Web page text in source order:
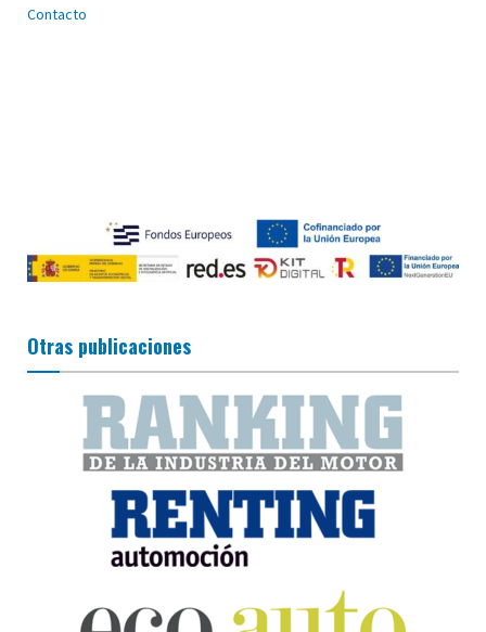
Contacto
Otras publicaciones